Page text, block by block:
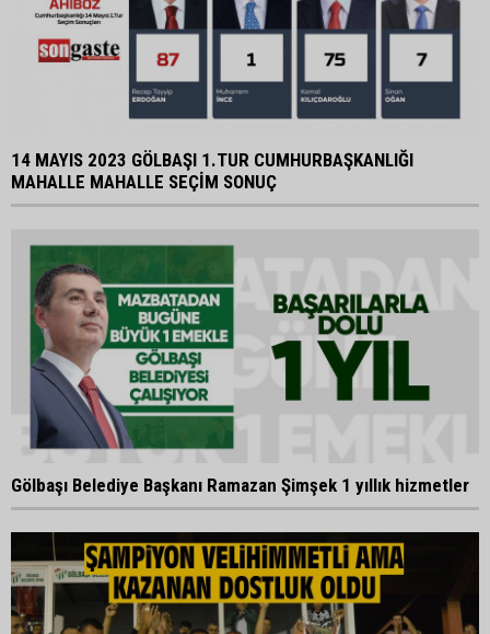
14 MAYIS 2023 GÖLBAŞI 1.TUR CUMHURBAŞKANLIĞI
MAHALLE MAHALLE SEÇİM SONUÇ
Gölbaşı Belediye Başkanı Ramazan Şimşek 1 yıllık hizmetler